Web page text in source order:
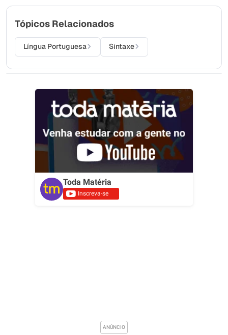
Tópicos Relacionados
Língua Portuguesa Sintaxe
Toda Matéria
Inscreva-se